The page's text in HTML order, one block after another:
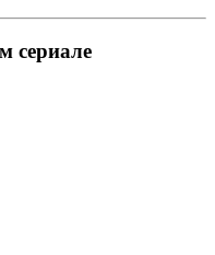
сериале